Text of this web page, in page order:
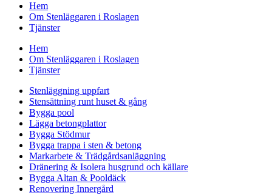
Hem
Om Stenläggaren i Roslagen
Tjänster
Hem
Om Stenläggaren i Roslagen
Tjänster
Stenläggning uppfart
Stensättning runt huset & gång
Bygga pool
Lägga betongplattor
Bygga Stödmur
Bygga trappa i sten & betong
Markarbete & Trädgårdsanläggning
Dränering & Isolera husgrund och källare
Bygga Altan & Pooldäck
Renovering Innergård